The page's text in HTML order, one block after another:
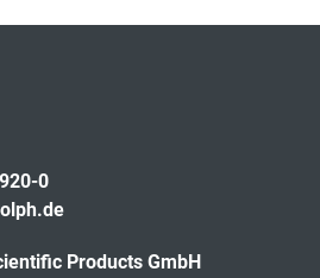
0
Products GmbH